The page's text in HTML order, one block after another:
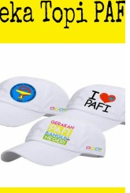
Topi PAFI
PAFI